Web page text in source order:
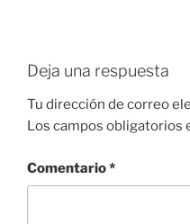
Deja una respuesta
Tu dirección de correo
Los campos obligatorios
Comentario*